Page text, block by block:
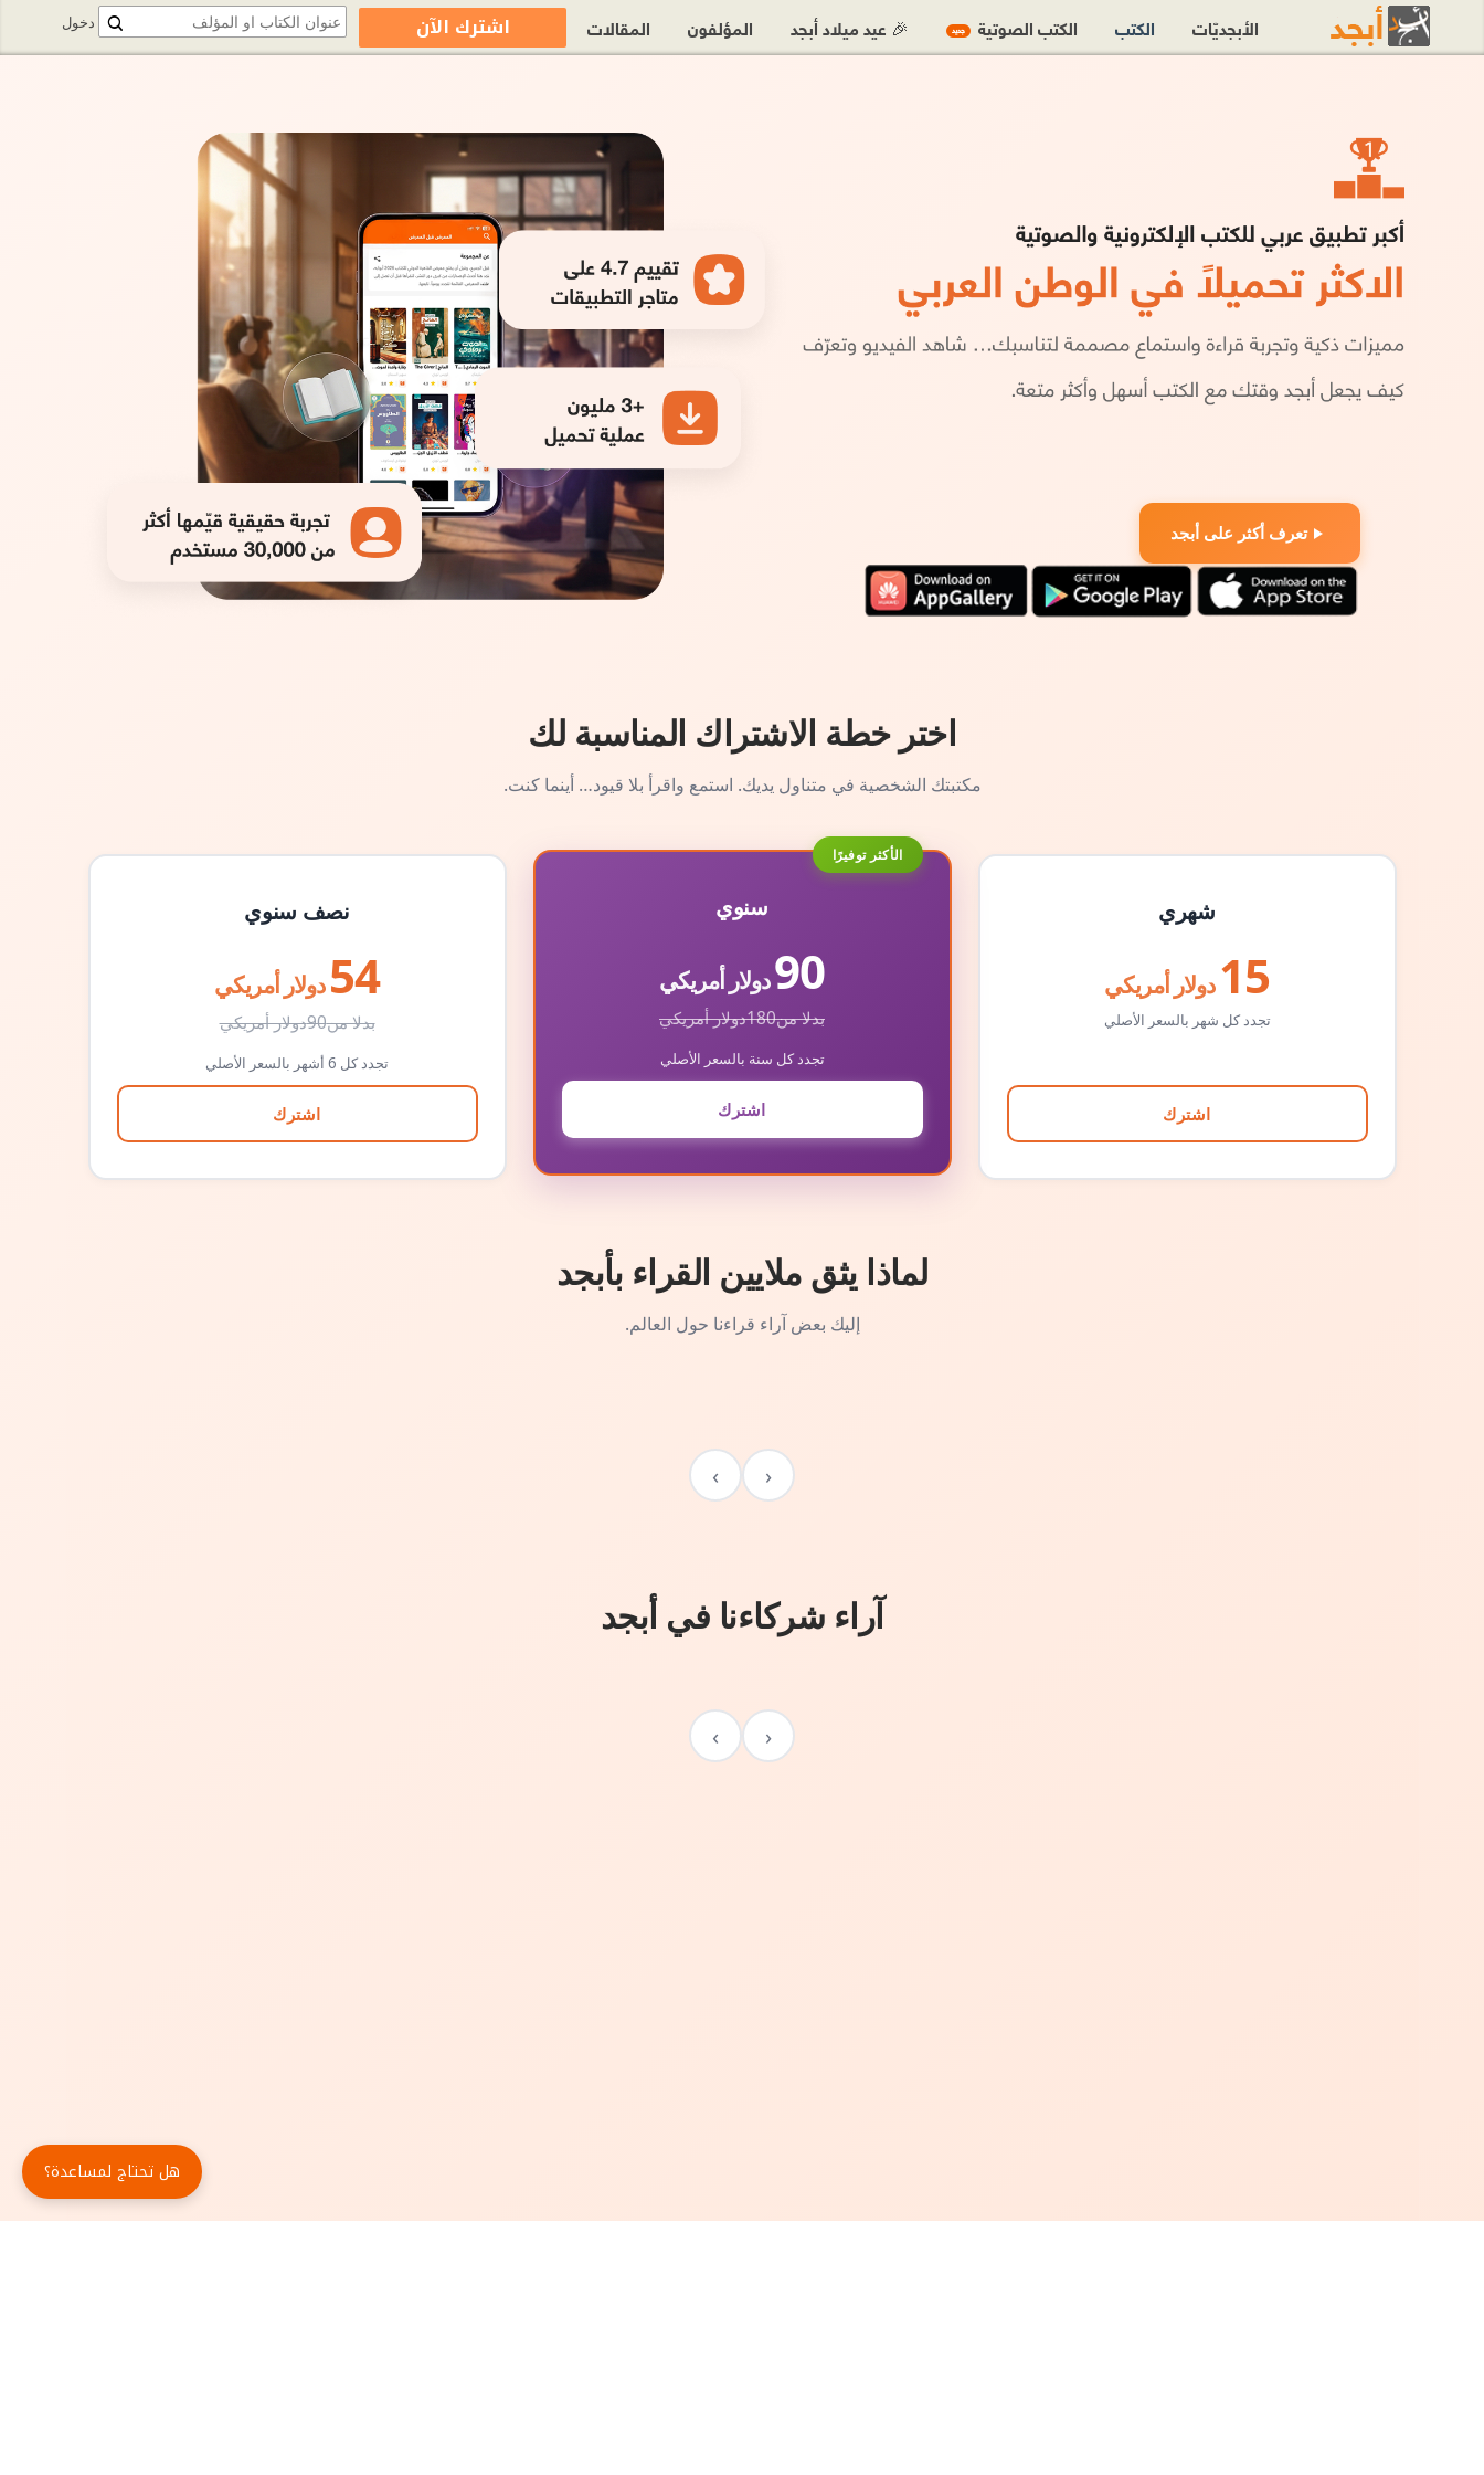
تعرف أكثر على أبجد
اختر خطة الاشتراك المناسبة لك
مكتبتك الشخصية في متناول يديك. استمع واقرأ بلا قيود… أينما كنت.
شهري
15 دولار أمريكي
تجدد كل شهر بالسعر الأصلي
اشترك
الأكثر توفيرًا
سنوي
90دولار أمريكي
بدلا من180دولار أمريكي
تجدد كل سنة بالسعر الأصلي
اشترك
نصف سنوي
54 دولار أمريكي
بدلا من90دولار أمريكي
تجدد كل 6 أشهر بالسعر الأصلي
اشترك
لماذا يثق ملايين القراء بأبجد
إليك بعض آراء قراءنا حول العالم.
‹
›
آراء شركاءنا في أبجد
‹
›
دخول الأبجديّات الكتب الكتب الصوتية جديد 🎉 عيد ميلاد أبجد المؤلفون المقالات اشترك الآن
هل تحتاج لمساعدة؟